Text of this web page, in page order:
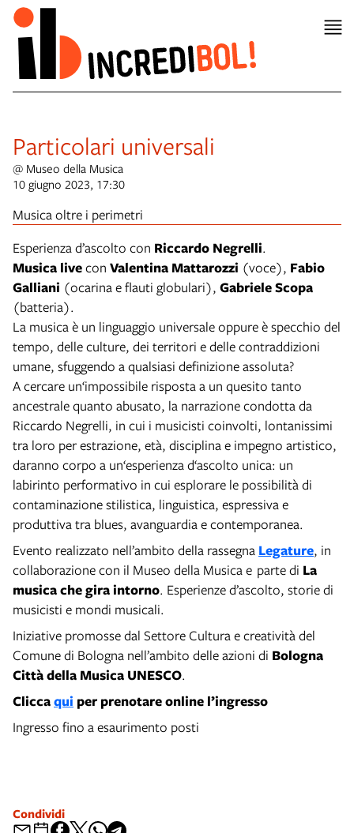
Particolari universali
@ Museo della Musica
10 giugno 2023, 17:30
Musica oltre i perimetri
Esperienza d’ascolto con Riccardo Negrelli.
Musica livecon Valentina Mattarozzi (voce), Fabio
Galliani (ocarina e flauti globulari), Gabriele Scopa
(batteria).
La musica è un linguaggio universale oppure è specchio del
tempo, delle culture, dei territori e delle contraddizioni
umane, sfuggendo a qualsiasi definizione assoluta?
A cercare un‘impossibile risposta a un quesito tanto
ancestrale quanto abusato, la narrazione condotta da
Riccardo Negrelli, in cui i musicisti coinvolti, lontanissimi
tra loro per estrazione, età, disciplina e impegno artistico,
daranno corpo a un‘esperienza d‘ascolto unica: un
labirinto performativo in cui esplorare le possibilità di
contaminazione stilistica, linguistica, espressiva e
produttiva tra blues, avanguardia e contemporanea.
Evento realizzato nell’ambito della rassegna Legature, in
collaborazione con il Museo della Musica e parte di La
musica che gira intorno. Esperienze d’ascolto, storie di
musicisti e mondi musicali.
Iniziative promosse dal Settore Cultura e creatività del
Comune di Bologna nell’ambito delle azioni di Bologna
Città della Musica UNESCO.
Cliccaqui per prenotare online l’ingresso
Ingresso fino a esaurimento posti
Condividi